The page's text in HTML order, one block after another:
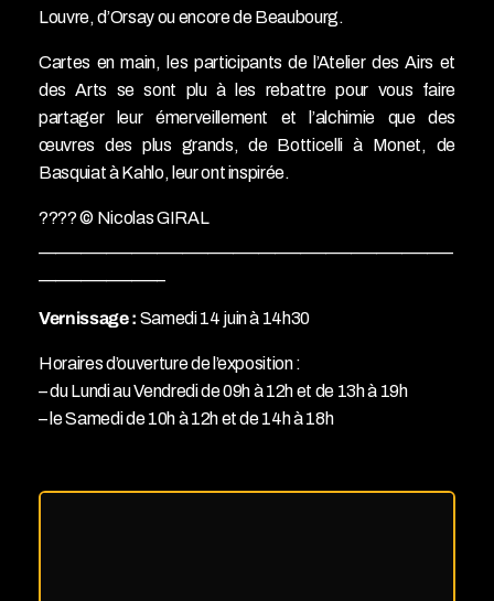
Louvre, d’Orsay ou encore de Beaubourg.
Cartes en main, les participants de l’Atelier des Airs et
des Arts se sont plu à les rebattre pour vous faire
partager leur émerveillement et l’alchimie que des
œuvres des plus grands, de Botticelli à Monet, de
Basquiat à Kahlo, leur ont inspirée.
???? © Nicolas GIRAL
Vernissage : Samedi 14 juin à 14h30
Horaires d’ouverture de l’exposition :
– du Lundi au Vendredi de 09h à 12h et de 13h à 19h
– le Samedi de 10h à 12h et de 14h à 18h